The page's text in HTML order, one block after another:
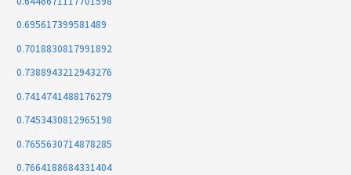
0.695617399581489
0.7018830817991892
0.7388943212943276
0.7414741488176279
0.7453430812965198
0.7655630714878285
0.7664188684331404